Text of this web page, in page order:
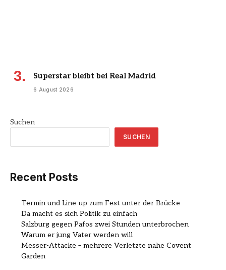
Superstar bleibt bei Real Madrid
6 August 2026
Suchen
SUCHEN
Recent Posts
Termin und Line-up zum Fest unter der Brücke
Da macht es sich Politik zu einfach
Salzburg gegen Pafos zwei Stunden unterbrochen
Warum er jung Vater werden will
Messer-Attacke – mehrere Verletzte nahe Covent
Garden